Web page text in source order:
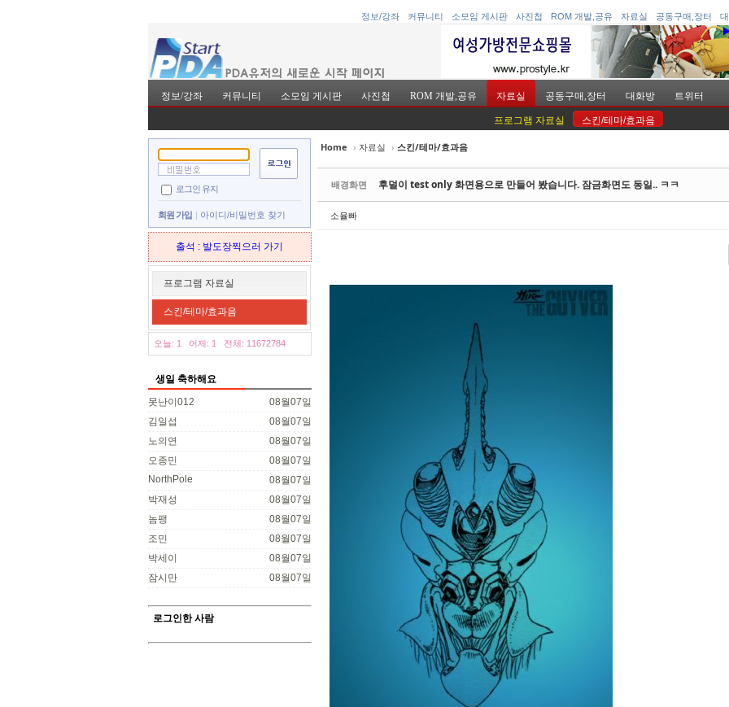
정보/강좌 커뮤니티 소모임 게시판 사진첩 ROM 개발,공유 자료실 공동구매,장터
정보/강좌 커뮤니티 소모임 게시판 사진첩 ROM 개발,공유 자료실 공동구매,장터 대화방 트위터
프로그램 자료실 스킨/테마/효과음
로그인 유지
회원 가입 아이디/비밀번호 찾기
출석 : 발도장찍으러 가기
프로그램 자료실
스킨/테마/효과음
오늘: 1 어제: 1 전체: 11672784
생일 축하해요
08월07일
못난이012
08월07일
김일섭
08월07일
노의연
08월07일
오종민
08월07일
NorthPole
08월07일
박재성
08월07일
놈팽
08월07일
조민
08월07일
박세이
08월07일
잠시만
로그인한 사람
Home › 자료실 › 스킨/테마/효과음
배경화면 후덜이 test only 화면용으로 만들어 봤습니다. 잠금화면도 동일.. ㅋㅋ
소율빠
Sketchbook5, 스케치북5
Sketchbook5, 스케치북5
Sketchbook5, 스케치북5
Sketchbook5, 스케치북5